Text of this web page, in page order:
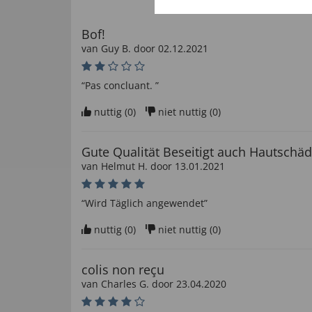
Bof!
van Guy B. door 02.12.2021
“Pas concluant. ”
nuttig (0) niet nuttig (0)
Gute Qualität Beseitigt auch
van Helmut H. door 13.01.2021
“Wird Täglich angewendet”
nuttig (0) niet nuttig (0)
colis non reçu
van Charles G. door 23.04.2020